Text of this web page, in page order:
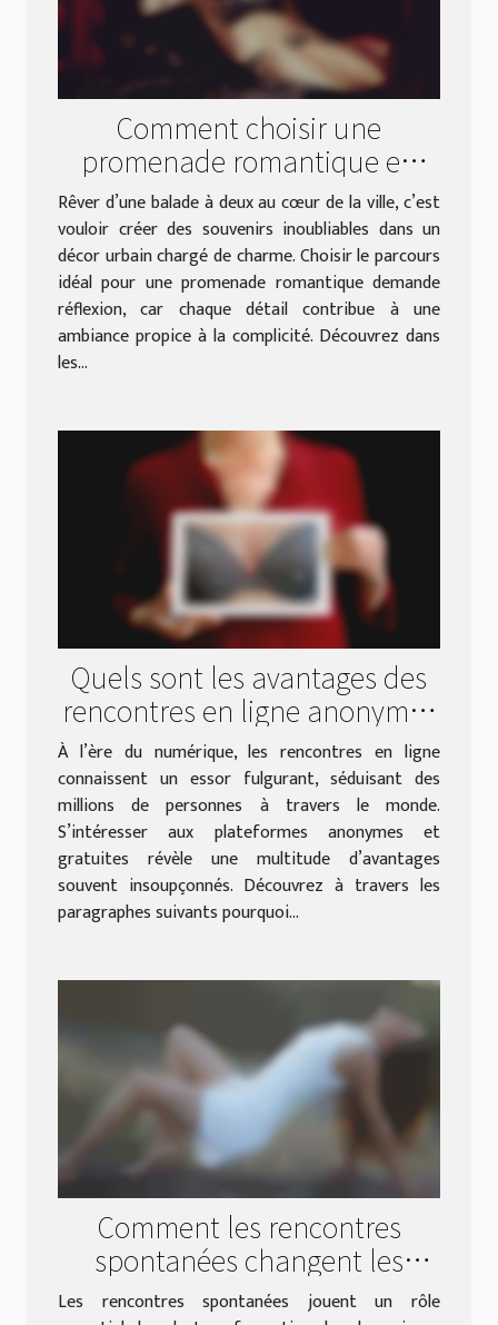
Comment choisir une
promenade romantique en
ville ?
Rêver d’une balade à deux au cœur de la ville, c’est
vouloir créer des souvenirs inoubliables dans un
décor urbain chargé de charme. Choisir le parcours
idéal pour une promenade romantique demande
réflexion, car chaque détail contribue à une
ambiance propice à la complicité. Découvrez dans
les...
Quels sont les avantages des
rencontres en ligne anonymes
et gratuites ?
À l’ère du numérique, les rencontres en ligne
connaissent un essor fulgurant, séduisant des
millions de personnes à travers le monde.
S’intéresser aux plateformes anonymes et
gratuites révèle une multitude d’avantages
souvent insoupçonnés. Découvrez à travers les
paragraphes suivants pourquoi...
Comment les rencontres
spontanées changent les
dynamiques sociales ?
Les rencontres spontanées jouent un rôle